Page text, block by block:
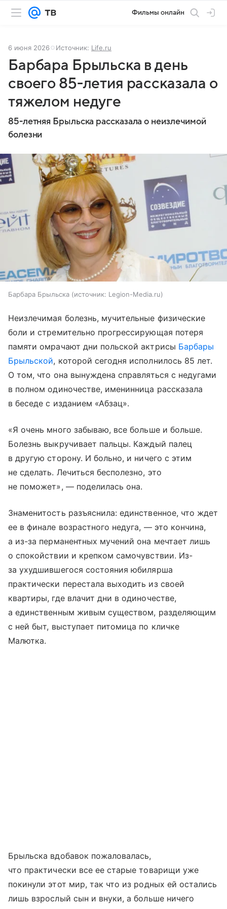
Фильмы онлайн
6 июня 2026 Источник: Life.ru
Барбара Брыльска в день
своего 85-летия рассказала о
тяжелом недуге
85-летняя Брыльска рассказала о неизлечимой
болезни
Барбара Брыльска источник: Legion-Media.ru
Неизлечимая болезнь, мучительные физические
боли и стремительно прогрессирующая потеря
памяти омрачают дни польской актрисы Барбары
Брыльской, которой сегодня исполнилось 85 лет.
О том, что она вынуждена справляться с недугами
в полном одиночестве, именинница рассказала
в беседе с изданием «Абзац».
«Я очень много забываю, все больше и больше.
Болезнь выкручивает пальцы. Каждый палец
в другую сторону. И больно, и ничего с этим
не сделать. Лечиться бесполезно, это
не поможет», — поделилась она.
Знаменитость разъяснила: единственное, что ждет
ее в финале возрастного недуга, — это кончина,
а из-за перманентных мучений она мечтает лишь
о спокойствии и крепком самочувствии. Из-
за ухудшившегося состояния юбилярша
практически перестала выходить из своей
квартиры, где влачит дни в одиночестве,
а единственным живым существом, разделяющим
с ней быт, выступает питомица по кличке
Малютка.
Брыльска вдобавок пожаловалась,
что практически все ее старые товарищи уже
покинули этот мир, так что из родных ей остались
лишь взрослый сын и внуки, а больше ничего